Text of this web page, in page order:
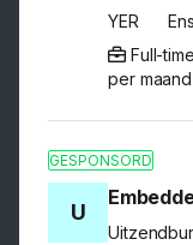
YER
Full-time
per maand
GESPONSORD
U